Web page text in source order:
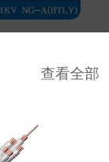
查看全部